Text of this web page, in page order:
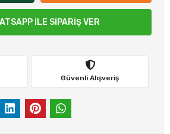
İLE SİPARİŞ VER
Güvenli Alışveriş